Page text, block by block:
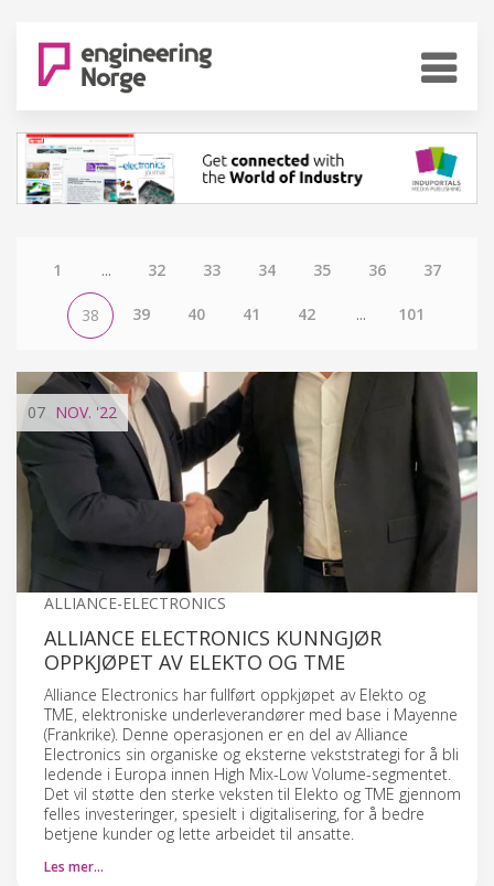
1 ... 32 33 34 35 36 37
38 39 40 41 42 ... 101
07 NOV. '22
ALLIANCE-ELECTRONICS
ALLIANCE ELECTRONICS KUNNGJØR
OPPKJØPET AV ELEKTO OG TME
Alliance Electronics har fullført oppkjøpet av Elekto og
TME, elektroniske underleverandører med base i Mayenne
(Frankrike). Denne operasjonen er en del av Alliance
Electronics sin organiske og eksterne vekststrategi for å bli
ledende i Europa innen High Mix-Low Volume-segmentet.
Det vil støtte den sterke veksten til Elekto og TME gjennom
felles investeringer, spesielt i digitalisering, for å bedre
betjene kunder og lette arbeidet til ansatte.
Les mer…